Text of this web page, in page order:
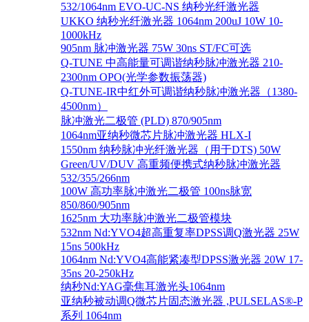
532/1064nm EVO-UC-NS 纳秒光纤激光器
UKKO 纳秒光纤激光器 1064nm 200uJ 10W 10-
1000kHz
905nm 脉冲激光器 75W 30ns ST/FC可选
Q-TUNE 中高能量可调谐纳秒脉冲激光器 210-
2300nm OPO(光学参数振荡器)
Q-TUNE-IR中红外可调谐纳秒脉冲激光器（1380-
4500nm）
脉冲激光二极管 (PLD) 870/905nm
1064nm亚纳秒微芯片脉冲激光器 HLX-I
1550nm 纳秒脉冲光纤激光器（用于DTS) 50W
Green/UV/DUV 高重频便携式纳秒脉冲激光器
532/355/266nm
100W 高功率脉冲激光二极管 100ns脉宽
850/860/905nm
1625nm 大功率脉冲激光二极管模块
532nm Nd:YVO4超高重复率DPSS调Q激光器 25W
15ns 500kHz
1064nm Nd:YVO4高能紧凑型DPSS激光器 20W 17-
35ns 20-250kHz
纳秒Nd:YAG毫焦耳激光头1064nm
亚纳秒被动调Q微芯片固态激光器 ,PULSELAS®-P
系列 1064nm